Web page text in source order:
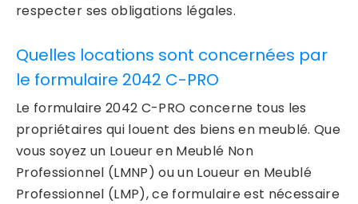
respecter ses obligations légales.
Quelles locations sont concernées par
le formulaire 2042 C-PRO
Le formulaire 2042 C-PRO concerne tous les
propriétaires qui louent des biens en meublé. Que
vous soyez un Loueur en Meublé Non
Professionnel (LMNP) ou un Loueur en Meublé
Professionnel (LMP), ce formulaire est nécessaire